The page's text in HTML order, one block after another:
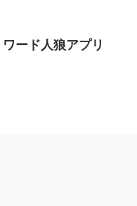
ード人狼アプリ